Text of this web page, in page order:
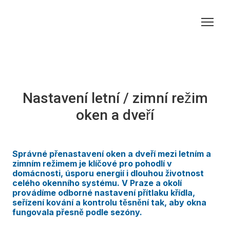
Nastavení letní / zimní režim
oken a dveří
Správné přenastavení oken a dveří mezi letním a
zimním režimem je klíčové pro pohodlí v
domácnosti, úsporu energií i dlouhou životnost
celého okenního systému. V Praze a okolí
provádíme odborné nastavení přítlaku křídla,
seřízení kování a kontrolu těsnění tak, aby okna
fungovala přesně podle sezóny.